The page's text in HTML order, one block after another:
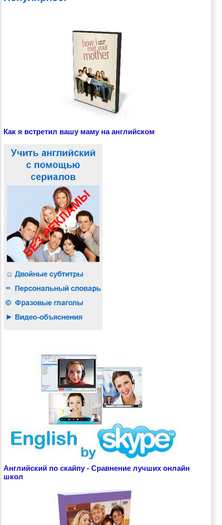
Как я встретил вашу маму на английском
Английский по скайпу - Сравнение лучших онлайн
школ